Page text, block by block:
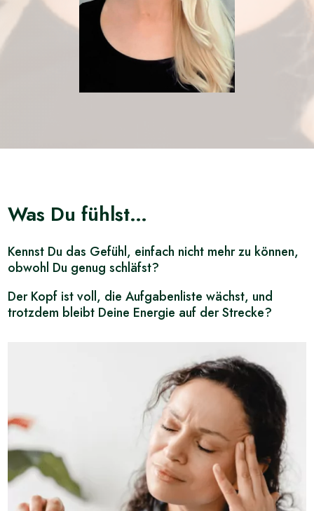
Was Du fühlst…
Kennst Du das Gefühl, einfach nicht mehr zu können,
obwohl Du genug schläfst?
Der Kopf ist voll, die Aufgabenliste wächst, und
trotzdem bleibt Deine Energie auf der Strecke?